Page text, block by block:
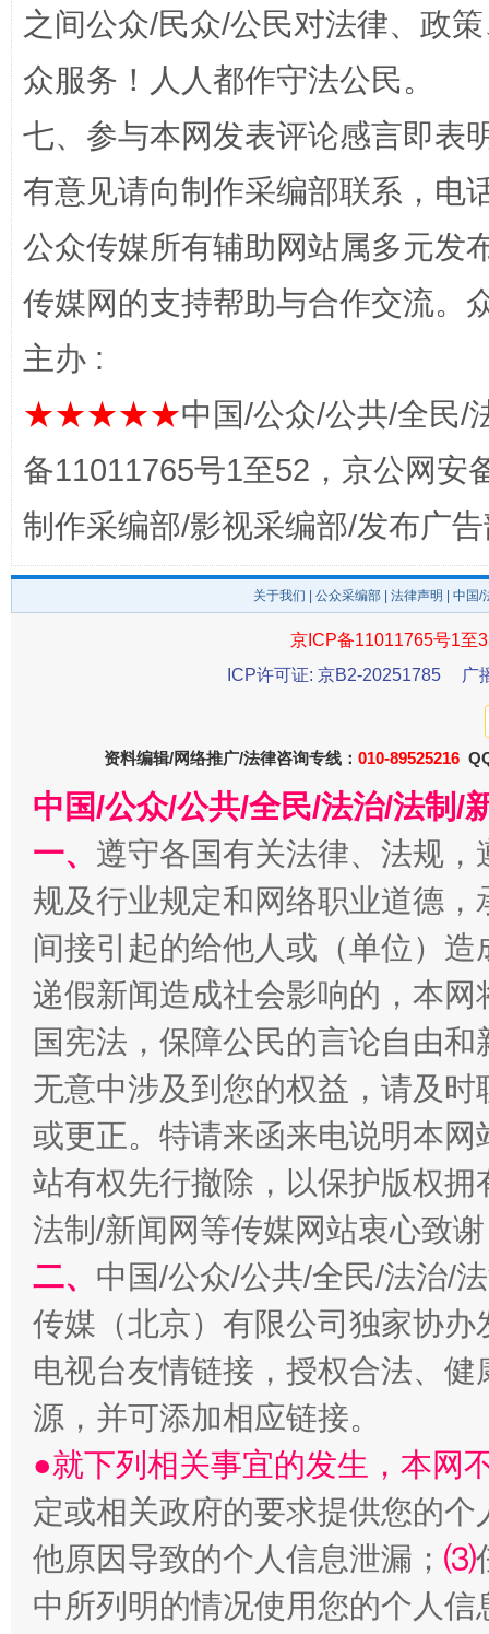
千年窑火 生生不息
受贿1.44亿！段成刚被判无期 从幼
全民健身五年计划来了！等你上场
之间公众/民众/公民对法律、政
众服务！人人都作守法公民。
七、参与本网发表评论感言即表
有意见请向制作采编部联系，电
公众传媒所有辅助网站属多元发
传媒网的支持帮助与合作交流。
主办 :
★★★★★中国/公众/公共/全民/
备11011765号1至52，京公网安
制作采编部/影视采编部/发布广
关于我们 公众采编部 法律声明 | 中国
京ICP备11011765号1至
ICP许可证: 京B2-20251785
广
资料编辑/网络推广/法律咨询专线： 010-89525216
中国/公众/公共/全民/法治/法制/
一、 遵守各国有关法律、法规
规及行业规定和网络职业道德
间接引起的给他人或（单位）
递假新闻造成社会影响的，本
国宪法，保障公民的言论自由
无意中涉及到您的权益，请及
或更正。特请来函来电说明本
站有权先行撤除，以保护版权
法制/新闻网等传媒网站衷心致
二、 中国/公众/公共/全民/法治/
传媒（北京）有限公司独家协
电视台友情链接，授权合法、
源，并可添加相应链接。
●就下列相关事宜的发生，本网
定或相关政府的要求提供您的个
他原因导致的个人信息泄漏； ⑶
中所列明的情况使用您的个人